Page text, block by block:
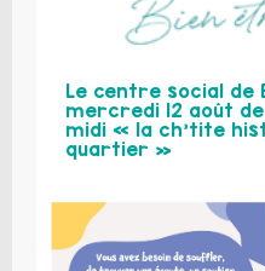
Le centre social de
mercredi 12 août de
midi « la ch’tite
quartier »